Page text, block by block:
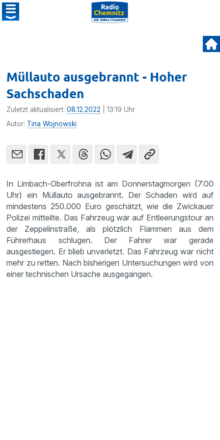
Müllauto ausgebrannt - Hoher
Sachschaden
Zuletzt aktualisiert:08.12.2022 | 13:19 Uhr
Autor: Tina Wojnowski
In Limbach-Oberfrohna ist am Donnerstagmorgen (7:00
Uhr) ein Müllauto ausgebrannt. Der Schaden wird auf
mindestens 250.000 Euro geschätzt, wie die Zwickauer
Polizei mitteilte. Das Fahrzeug war auf Entleerungstour an
der Zeppelinstraße, als plötzlich Flammen aus dem
Führerhaus schlugen. Der Fahrer war gerade
ausgestiegen. Er blieb unverletzt. Das Fahrzeug war nicht
mehr zu retten. Nach bisherigen Untersuchungen wird von
einer technischen Ursache ausgegangen.